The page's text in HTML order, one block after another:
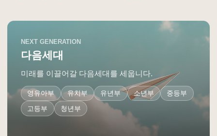
NEXT GENERATION
다음세대
미래를 이끌어갈 다음세대를 세웁니다.
영유아부 유치부 유년부 소년부
중등부
고등부
청년부